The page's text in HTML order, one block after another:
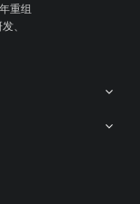
重组
、